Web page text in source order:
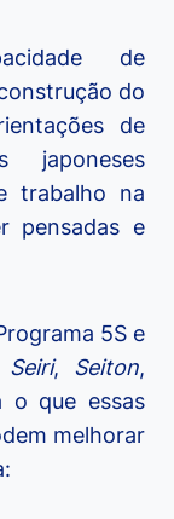
de
do
de
japoneses
trabalho na
pensadas e
5S e
Seiri, Seiton,
o que essas
melhorar